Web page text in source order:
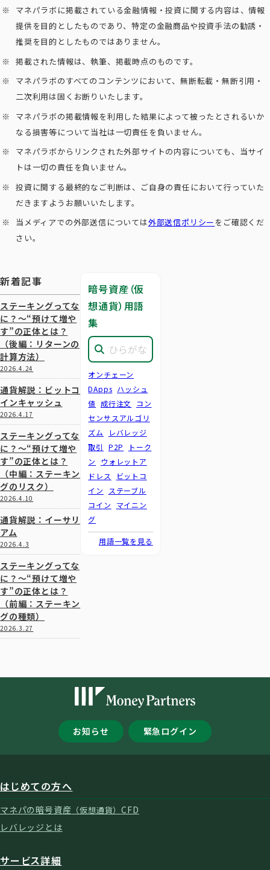
マネパラボに掲載されている金融情報・投資に関する内容は、情報
提供を目的としたものであり、特定の金融商品や投資手法の勧誘・
推奨を目的としたものではありません。
掲載された情報は、執筆、掲載時点のものです。
マネパラボのすべてのコンテンツにおいて、無断転載・無断引用・
二次利用は固くお断りいたします。
マネパラボの掲載情報を利用した結果によって被ったとされるいか
なる損害等について当社は一切責任を負いません。
マネパラボからリンクされた外部サイトの内容についても、当サイ
トは一切の責任を負いません。
投資に関する最終的なご判断は、ご自身の責任において行っていた
だきますようお願いいたします。
当メディアでの外部送信については外部送信ポリシー をご確認くだ
さい。
新着記事
ステーキングってな
に？～“預けて増や
す”の正体とは？
（後編：リターンの
計算方法）
2026.4.24
通貨解説：ビットコ
インキャッシュ
2026.4.17
ステーキングってな
に？～“預けて増や
す”の正体とは？
（中編：ステーキン
グのリスク）
2026.4.10
通貨解説：イーサリ
アム
2026.4.3
ステーキングってな
に？～“預けて増や
す”の正体とは？
（前編：ステーキン
グの種類）
2026.3.27
暗号資産（仮
想通貨）用語
集
オンチェーン
DApps ハッシュ
値 成行注文
コン
センサスアルゴリ
ズム
レバレッジ
取引
P2P
トーク
ン
ウォレットア
ドレス
ビットコ
イン
ステーブル
コイン
マイニン
グ
用語一覧を見る
お知らせ 緊急ログイン
はじめての方へ
マネパの暗号資産 （仮想通貨）CFD
レバレッジとは
サービス詳細